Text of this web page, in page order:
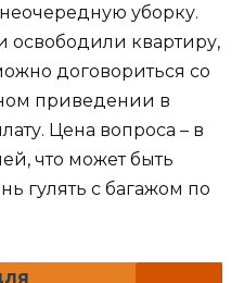
уборку.
освободили квартиру,
договориться со
приведении в
Цена вопроса – в
что может быть
гулять с багажом по